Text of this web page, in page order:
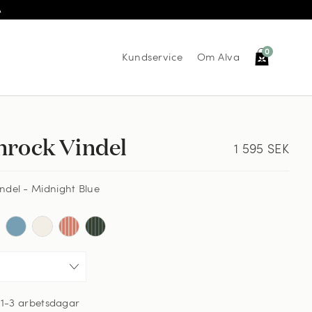
Kundservice Om Alva
0
1 595 SEK
Vindel
- Midnight Blue
1-3 arbetsdagar